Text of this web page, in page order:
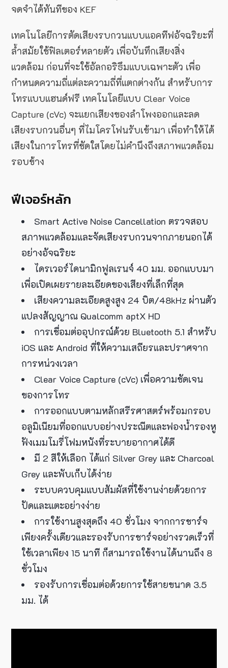
จดจำได้ทันทีของ KEF
เทคโนโลยีการตัดเสียงรบกวนแบบแอคทีฟอัจฉริยะที่
ล้ำสมัยใช้ฟิลเตอร์หลายตัว เพื่อบันทึกเสียงสิ่ง
แวดล้อม ก่อนที่จะใช้อัลกอริธึมแบบเฉพาะตัว เพื่อ
กำหนดความถี่แต่ละความถี่ที่แตกต่างกัน สำหรับการ
โทรแบบแฮนด์ฟรี เทคโนโลยีแบบ Clear Voice
Capture (cVc) จะแยกเสียงของลำโพงออกและลด
เสียงรบกวนอื่นๆ ที่ไมโครโฟนรับเข้ามา เพื่อทำให้ได้
เสียงในการโทรที่ชัดใสโดยไม่คำนึงถึงสภาพแวดล้อม
รอบข้าง
ฟีเจอร์หลัก
Smart Active Noise Cancellation ตรวจสอบ
สภาพแวดล้อมและจัดเสียงรบกวนจากภายนอกได้
อย่างอัจฉริยะ
ไดรเวอร์ไดนามิกฟูลเรนจ์ 40 มม. ออกแบบมา
เพื่อเปิดเผยรายละเอียดของเสียงที่เล็กที่สุด
เสียงความละเอียดสูงสูง 24 บิต/48kHz ผ่านตัว
แปลงสัญญาณ Qualcomm aptX HD
การเชื่อมต่ออุปกรณ์ด้วย Bluetooth 5.1 สำหรับ
iOS และ Android ที่ให้ความเสถียรและปราศจาก
การหน่วงเวลา
Clear Voice Capture (cVc) เพื่อความชัดเจน
ของการโทร
การออกแบบตามหลักสรีรศาสตร์พร้อมกรอบ
อลูมิเนียมที่ออกแบบอย่างประณีตและฟองน้ำรองหู
ฟังเมมโมรี่โฟมหนังที่ระบายอากาศได้ดี
มี 2 สีให้เลือก ได้แก่ Silver Grey และ Charcoal
Grey และพับเก็บได้ง่าย
ระบบควบคุมแบบสัมผัสที่ใช้งานง่ายด้วยการ
ปัดและแตะอย่างง่าย
การใช้งานสูงสุดถึง 40 ชั่วโมง จากการชาร์จ
เพียงครั้งเดียวและรองรับการชาร์จอย่างรวดเร็วที่
ใช้เวลาเพียง 15 นาที ก็สามารถใช้งานได้นานถึง 8
ชั่วโมง
รองรับการเชื่อมต่อด้วยการใช้สายขนาด 3.5
มม. ได้